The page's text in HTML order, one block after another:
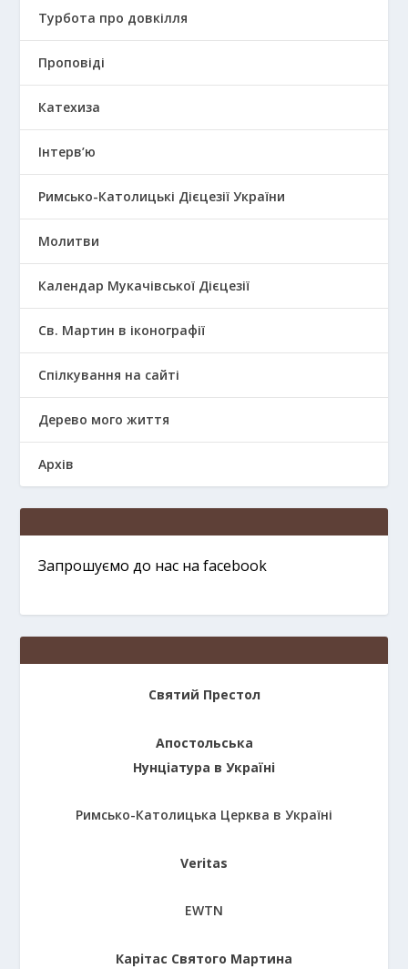
Турбота про довкілля
Проповіді
Катехиза
Інтерв’ю
Римсько-Католицькі Дієцезії України
Молитви
Календар Мукачівської Дієцезії
Св. Мартин в іконографії
Спілкування на сайті
Дерево мого життя
Архів
Запрошуємо до нас на facebook
Святий Престол
Апостольська
Нунціатура в Україні
Римсько-Католицька Церква в Україні
Veritas
EWTN
Карітас Святого Мартина